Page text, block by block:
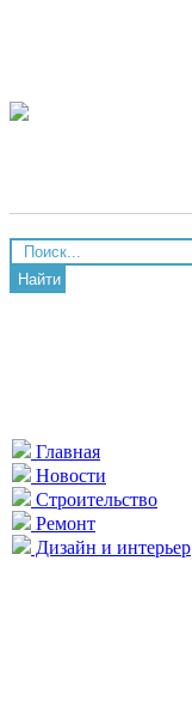
Найти
Главная
Новости
Строительство
Ремонт
Дизайн и интерьер